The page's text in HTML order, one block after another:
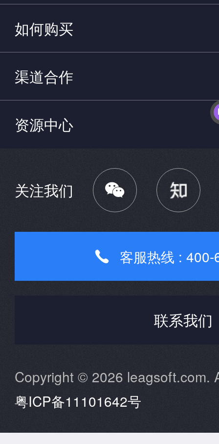
如何购买
渠道合作
资源中心
关注我们 
 客服热线 :
联系我们
Copyright © 2026 leagsoft.com.
粤ICP备11101642号